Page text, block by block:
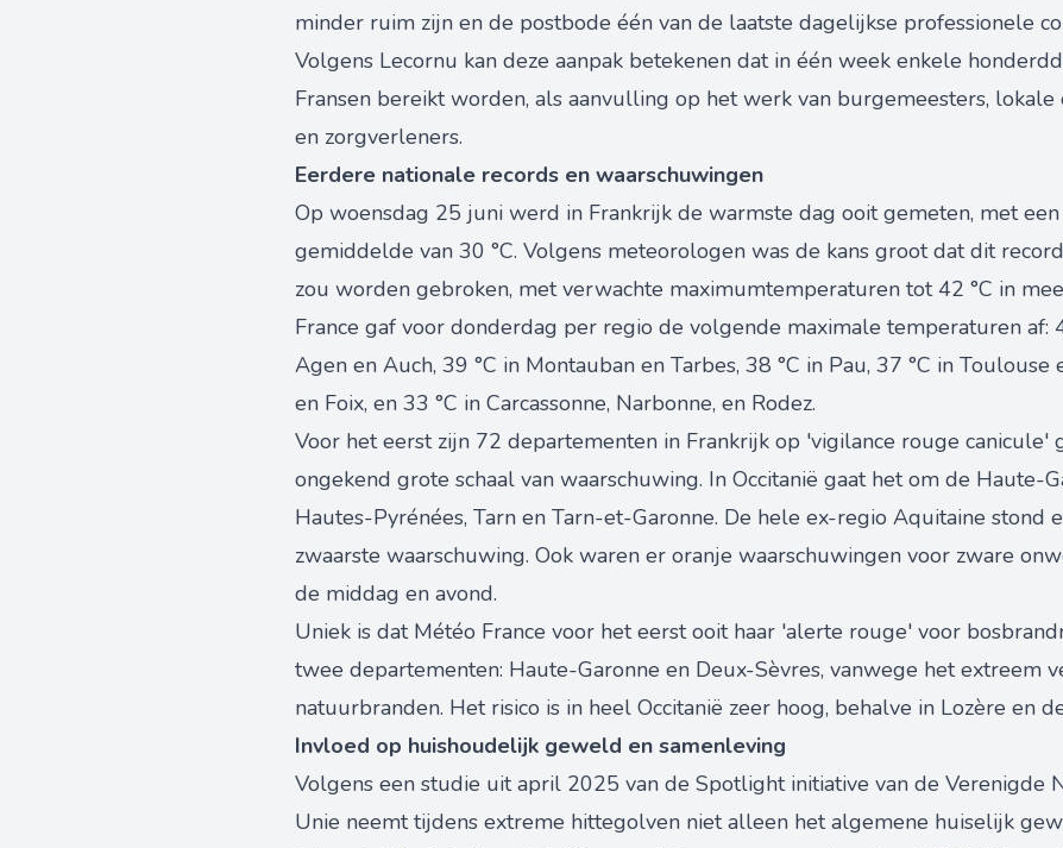
minder ruim zijn en de postbode één van de laatste dagelijkse professionele
Volgens Lecornu kan deze aanpak betekenen dat in één week enkele
Fransen bereikt worden, als aanvulling op het werk van burgemeesters,
en zorgverleners.
Eerdere nationale records en waarschuwingen
Op woensdag 25 juni werd in Frankrijk de warmste dag ooit gemeten, met
gemiddelde van 30 °C. Volgens meteorologen was de kans groot dat dit
zou worden gebroken, met verwachte maximumtemperaturen tot 42 °C in
France gaf voor donderdag per regio de volgende maximale temperaturen af:
Agen en Auch, 39 °C in Montauban en Tarbes, 38 °C in Pau, 37 °C in Toulouse
en Foix, en 33 °C in Carcassonne, Narbonne, en Rodez.
Voor het eerst zijn 72 departementen in Frankrijk op 'vigilance rouge canicule'
ongekend grote schaal van waarschuwing. In Occitanië gaat het om de Haute-
Hautes-Pyrénées, Tarn en Tarn-et-Garonne. De hele ex-regio Aquitaine stond
zwaarste waarschuwing. Ook waren er oranje waarschuwingen voor zware
de middag en avond.
Uniek is dat Météo France voor het eerst ooit haar 'alerte rouge' voor
twee departementen: Haute-Garonne en Deux-Sèvres, vanwege het extreem
natuurbranden. Het risico is in heel Occitanië zeer hoog, behalve in Lozère en
Invloed op huishoudelijk geweld en samenleving
Volgens een studie uit april 2025 van de Spotlight initiative van de Verenigde
Unie neemt tijdens extreme hittegolven niet alleen het algemene huiselijk